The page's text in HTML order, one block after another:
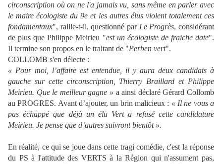
circonscription où on ne l'a jamais vu, sans même en parler avec
le maire écologiste du 9e et les autres élus violent totalement ces
fondamentaux", raille-t-il, questionné par Le Progrès, considérant
de plus que Philippe Meirieu "est un écologiste de fraiche date".
Il termine son propos en le traitant de "Perben vert".
COLLOMB s'en délecte :
« Pour moi, l’affaire est entendue, il y aura deux candidats à
gauche sur cette circonscription, Thierry Braillard et Philippe
Meirieu. Que le meilleur gagne » a ainsi déclaré Gérard Collomb
au PROGRES. Avant d’ajouter, un brin malicieux : « Il ne vous a
pas échappé que déjà un élu Vert a refusé cette candidature
Meirieu. Je pense que d’autres suivront bientôt ».
En réalité, ce qui se joue dans cette tragi comédie, c'est la réponse
du PS à l'attitude des VERTS à la Région qui n'assument pas,